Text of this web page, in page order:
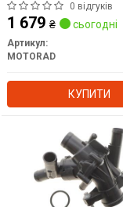
0 відгуків
1 679 ₴ сьогодні
Артикул:
MOTORAD
КУПИТИ